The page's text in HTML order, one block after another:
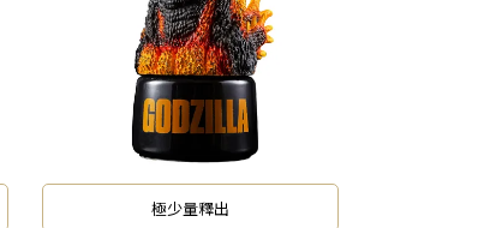
極少量釋出